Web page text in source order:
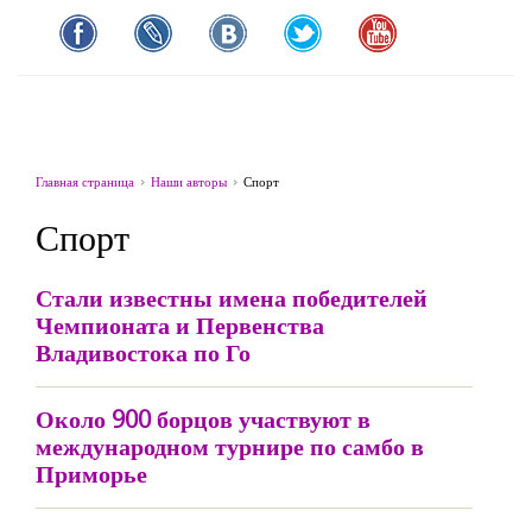
Главная страница Наши авторы Спорт
Спорт
Стали известны имена победителей
Чемпионата и Первенства
Владивостока по Го
Около 900 борцов участвуют в
международном турнире по самбо в
Приморье